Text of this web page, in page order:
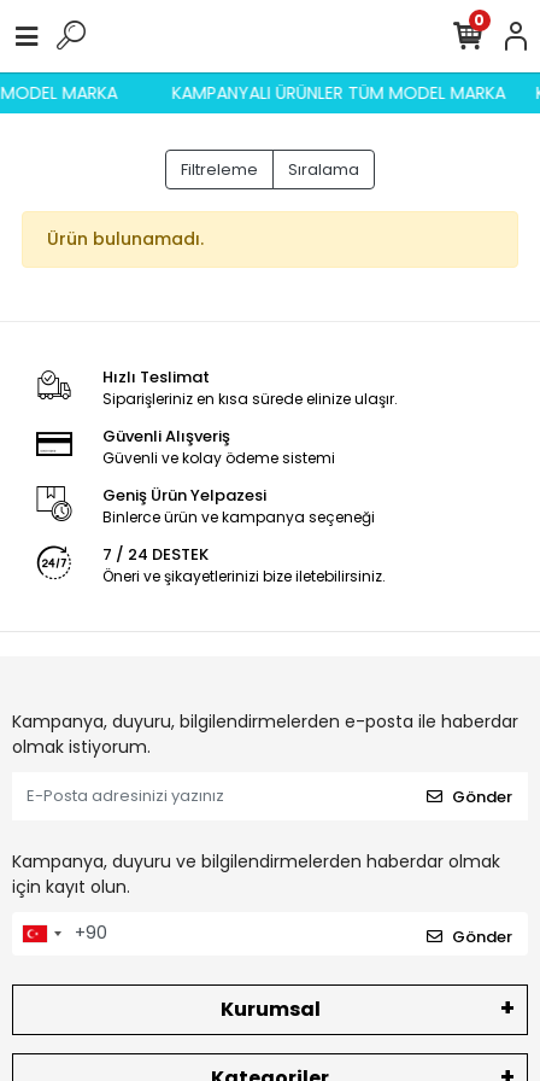
MARKA KAMPANYALI ÜRÜNLER TÜM MODEL MARKA
0
Filtreleme Sıralama
Ürün bulunamadı.
Hızlı Teslimat
Siparişleriniz en kısa sürede elinize ulaşır.
Güvenli Alışveriş
Güvenli ve kolay ödeme sistemi
Geniş Ürün Yelpazesi
Binlerce ürün ve kampanya seçeneği
7 / 24 DESTEK
Öneri ve şikayetlerinizi bize iletebilirsiniz.
Kampanya, duyuru, bilgilendirmelerden e-posta ile haberdar
olmak istiyorum.
Gönder
Kampanya, duyuru ve bilgilendirmelerden haberdar olmak
için kayıt olun.
Gönder
Kurumsal